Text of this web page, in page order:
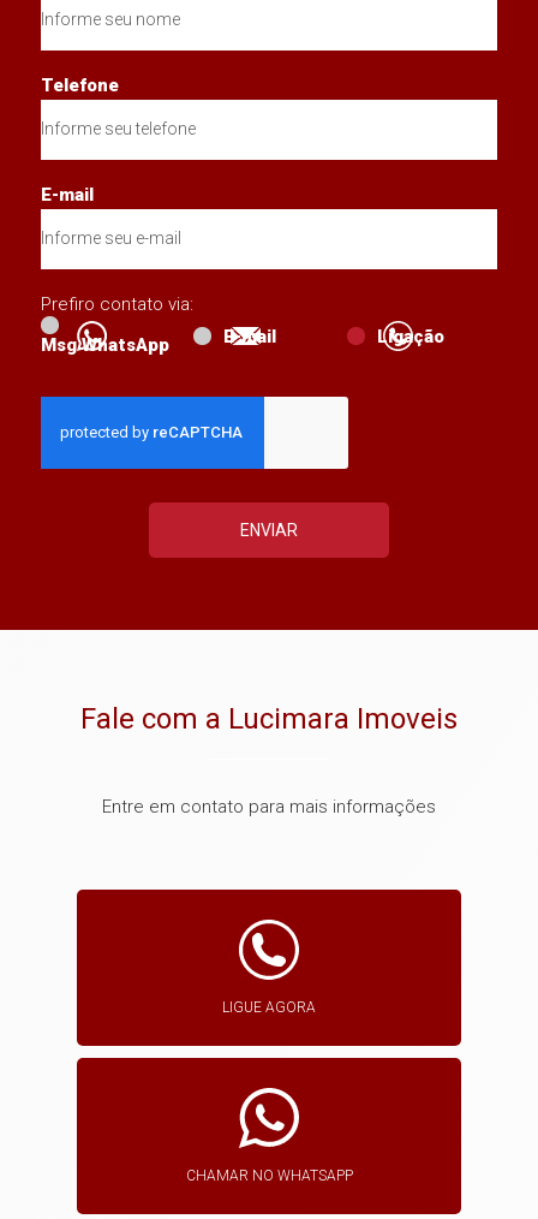
Telefone
E-mail
Prefiro contato via:
Msg WhatsApp
E-mail Ligação
ENVIAR
Fale com a Lucimara Imoveis
Entre em contato para mais informações
LIGUE AGORA
CHAMAR NO WHATSAPP